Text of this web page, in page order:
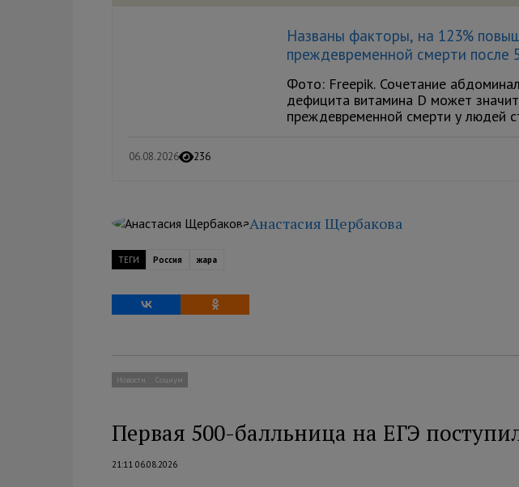
Названы факторы, на 123%
преждевременной смерти после
Фото: Freepik. Сочетание
дефицита витамина D может
преждевременной смерти у людей
06.08.2026 236
Анастасия Щербакова
ТЕГИ Россия жара
Новости Социум
Первая 500-балльница на ЕГЭ
21:11 06.08.2026